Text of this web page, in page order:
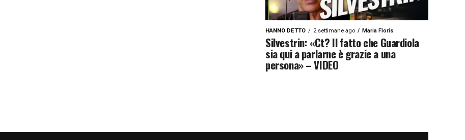
HANNO DETTO 2 settimane ago Maria Floris
Silvestrin: «Ct? Il fatto che Guardiola
sia qui a parlarne è grazie a una
persona» – VIDEO